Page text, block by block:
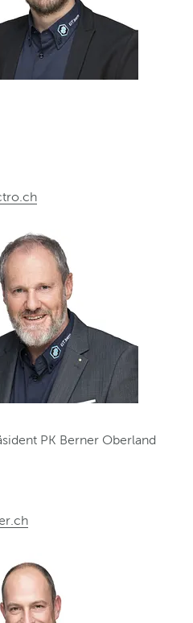
ch
PK Berner Oberland
ch